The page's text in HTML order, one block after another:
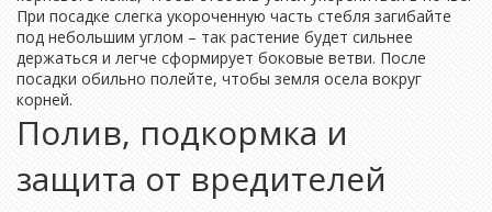
При посадке слегка укороченную часть стебля загибайте
под небольшим углом – так растение будет сильнее
держаться и легче сформирует боковые ветви. После
посадки обильно полейте, чтобы земля осела вокруг
корней.
Полив, подкормка и
защита от вредителей